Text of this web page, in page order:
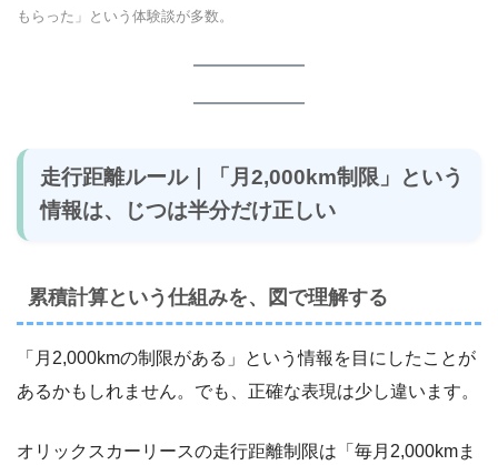
もらった」という体験談が多数。
走行距離ルール｜「月2,000km制限」という
情報は、じつは半分だけ正しい
累積計算という仕組みを、図で理解する
「月2,000kmの制限がある」という情報を目にしたことが
あるかもしれません。でも、正確な表現は少し違います。
オリックスカーリースの走行距離制限は「毎月2,000kmま